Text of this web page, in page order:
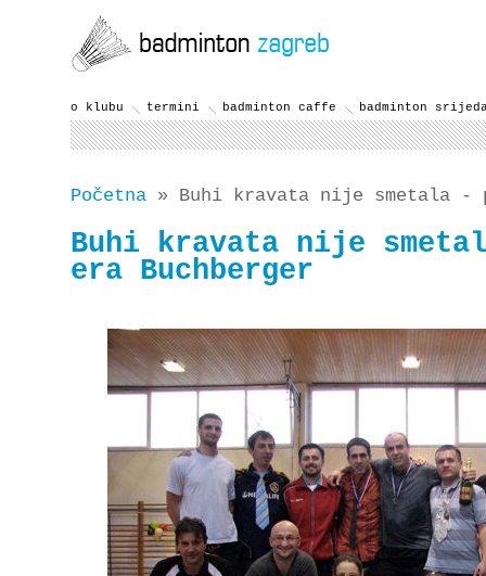
o klubu termini badminton caffe badminton
Početna » Buhi kravata nije smetala -
Buhi kravata nije
era Buchberger